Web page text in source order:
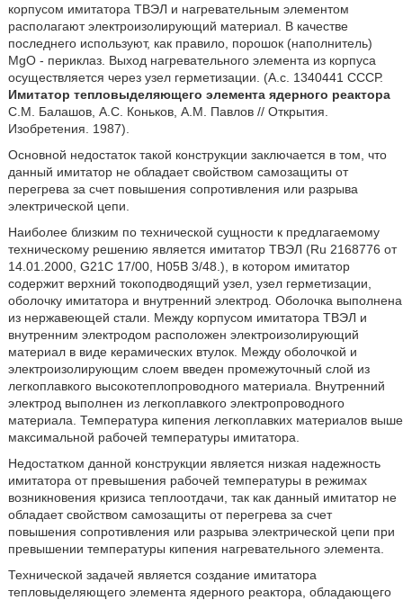
корпусом имитатора ТВЭЛ и нагревательным элементом
располагают электроизолирующий материал. В качестве
последнего используют, как правило, порошок (наполнитель)
MgO - периклаз. Выход нагревательного элемента из корпуса
осуществляется через узел герметизации. (А.с. 1340441 СССР.
Имитатор тепловыделяющего элемента ядерного реактора
С.М. Балашов, А.С. Коньков, A.M. Павлов // Открытия.
Изобретения. 1987).
Основной недостаток такой конструкции заключается в том, что
данный имитатор не обладает свойством самозащиты от
перегрева за счет повышения сопротивления или разрыва
электрической цепи.
Наиболее близким по технической сущности к предлагаемому
техническому решению является имитатор ТВЭЛ (Ru 2168776 от
14.01.2000, G21C 17/00, H05B 3/48.), в котором имитатор
содержит верхний токоподводящий узел, узел герметизации,
оболочку имитатора и внутренний электрод. Оболочка выполнена
из нержавеющей стали. Между корпусом имитатора ТВЭЛ и
внутренним электродом расположен электроизолирующий
материал в виде керамических втулок. Между оболочкой и
электроизолирующим слоем введен промежуточный слой из
легкоплавкого высокотеплопроводного материала. Внутренний
электрод выполнен из легкоплавкого электропроводного
материала. Температура кипения легкоплавких материалов выше
максимальной рабочей температуры имитатора.
Недостатком данной конструкции является низкая надежность
имитатора от превышения рабочей температуры в режимах
возникновения кризиса теплоотдачи, так как данный имитатор не
обладает свойством самозащиты от перегрева за счет
повышения сопротивления или разрыва электрической цепи при
превышении температуры кипения нагревательного элемента.
Технической задачей является создание имитатора
тепловыделяющего элемента ядерного реактора, обладающего